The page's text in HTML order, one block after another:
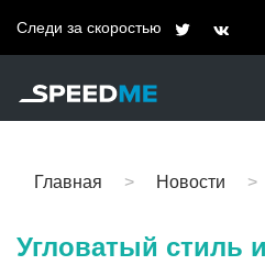
Следи за скоростью
Главная Новости
Угловатый стиль